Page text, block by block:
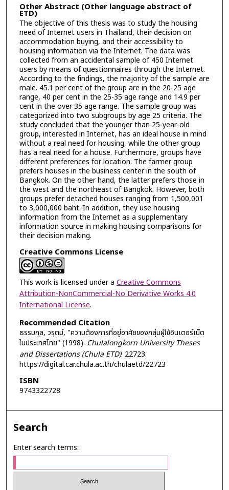
Other Abstract (Other language abstract of
ETD)
The objective of this thesis was to study the housing
need of Internet users in Thailand, their decision on
accommodation buying, and their accessibility to
housing information via the Internet. The data was
collected from an accidental sample of 450 Internet
users by means of questionnaires through the Internet.
According to the findings, the majority of the sample are
male. 45.1 per cent of the group are in the 20-25 age
range, 40 per cent in the 25-35 age range and 14.9 per
cent in the over 35 age range. The sample group was
categorized into two subgroups by age 25 criteria. The
study concluded that the younger than 25-year-old
group, interested in Internet, has an ideal house in mind
without a real need for housing, while the other group
has a real need for a house. Furthermore, groups have
different preferences for location. The farmer group
prefers houses in the business center in the south of
Bangkok. On the other hand, the latter prefers those in
the west and the northeast of Bangkok. However, both
groups prefer detached houses ranging from 1,500,001
to 3,000,000 baht. In addition, they use housing
information from the Internet as a supplementary
information source in making housing comparisons for
their decision making.
Creative Commons License
This work is licensed under a Creative Commons
Attribution-NonCommercial-No Derivative Works 4.0
International License.
Recommended Citation
ธรรมกุล, วรุตม์, "ความต้องการที่อยู่อาศัยของกลุ่มผู้ใช้อินเตอร์เน็ต
ในประเทศไทย" (1998). Chulalongkorn University Theses
and Dissertations (Chula ETD). 22723.
https://digital.car.chula.ac.th/chulaetd/22723
ISBN
9743322728
Search
Enter search terms: